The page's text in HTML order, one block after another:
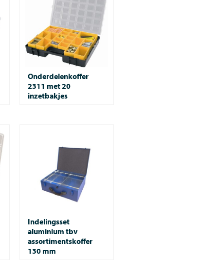
Onderdelenkoffer
2311 met 20
inzetbakjes
Indelingsset
aluminium tbv
assortimentskoffer
130 mm